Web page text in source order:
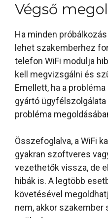
Végső
Ha minden
lehet szakemberhez
telefon WiFi modulja
kell megvizsgálni és
Emellett, ha a
gyártó
probléma
Összefoglalva, a WiFi
gyakran szoftveres
vezethetők vissza, de
hibák is. A legtöbb
követésével
nem, akkor